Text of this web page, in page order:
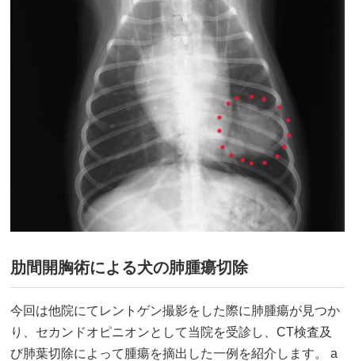
肋間開胸術による犬の肺腫瘍切除
今回は他院にてレントゲン撮影をした際に肺腫瘍が見つか
り、セカンドオピニオンとして当院を受診し、CT検査及
び肺葉切除によって腫瘍を摘出した一例を紹介します。 a